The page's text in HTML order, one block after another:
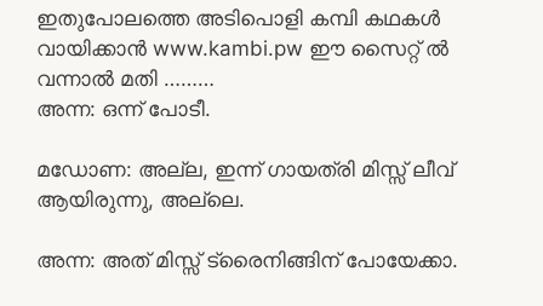
ഇതുപോലത്തെ അടിപൊളി കമ്പി കഥകൾ
വായിക്കാൻ www.kambi.pw ഈ സൈറ്റ് ൽ
വന്നാൽ മതി ………
അന്ന: ഒന്ന് പോടീ.
മഡോണ: അല്ല, ഇന്ന് ഗായത്രി മിസ്സ്‌ ലീവ്
ആയിരുന്നു, അല്ലെ.
അന്ന: അത് മിസ്സ്‌ ട്രൈനിങ്ങിന് പോയേക്കാ.